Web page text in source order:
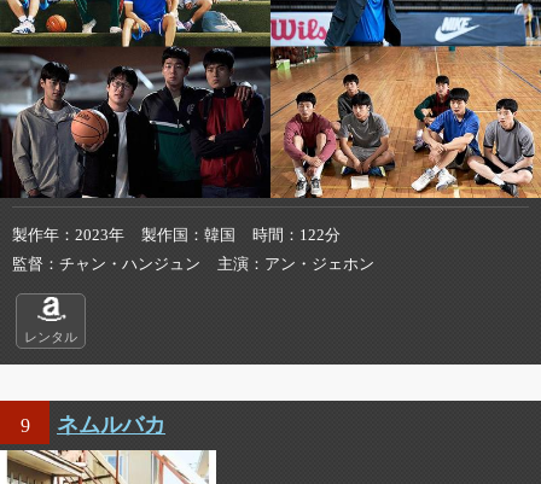
製作年 2023年 製作国 韓国 時間
122分
監督
チャン・ハンジュン 主演 アン・ジェホン
レンタル
9 ネムルバカ